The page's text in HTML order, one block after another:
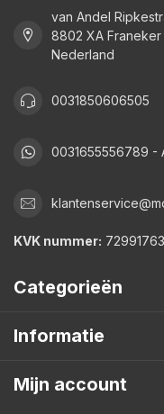
van Andel
8802 XA Franeker
Nederland
0031850606505
0031655556789 -
KVK nummer: 72991763
Categorieën
Informatie
Mijn account